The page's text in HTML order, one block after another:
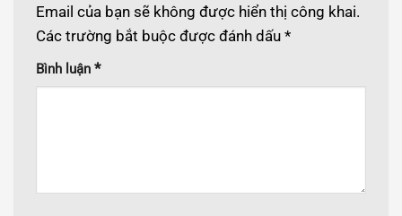
Email của bạn sẽ không được hiển thị công khai.
Các trường bắt buộc được đánh dấu *
Bình luận *